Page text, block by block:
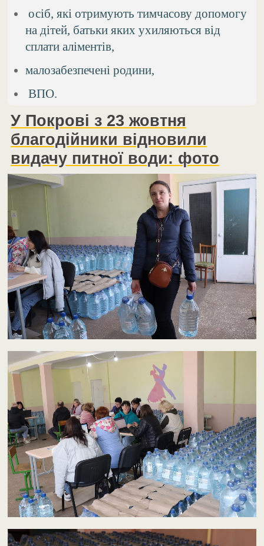
осіб, які отримують тимчасову допомогу
на дітей, батьки яких ухиляються від
сплати аліментів,
малозабезпечені родини,
ВПО.
У Покрові з 23 жовтня
благодійники відновили
видачу питної води: фото